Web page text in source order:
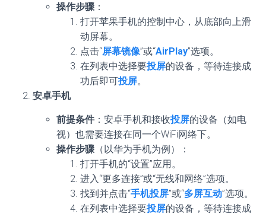
操作步骤：
打开苹果手机的控制中心，从底部向上滑
动屏幕。
点击“屏幕镜像”或“AirPlay”选项。
在列表中选择要投屏的设备，等待连接成
功后即可投屏。
安卓手机
前提条件：安卓手机和接收投屏的设备（如电
视）也需要连接在同一个WiFi网络下。
操作步骤（以华为手机为例）：
打开手机的“设置”应用。
进入“更多连接”或“无线和网络”选项。
找到并点击“手机投屏”或“多屏互动”选项。
在列表中选择要投屏的设备，等待连接成